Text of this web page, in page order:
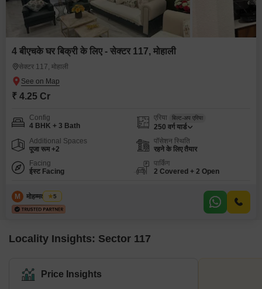
4 बीएचके घर बिक्री के लिए - सेक्टर 117, मोहाली
सेक्टर 117, मोहाली
₹ 4.25 Cr
Config
4 BHK + 3 Bath
एरिया बिल्ट-अप एरिया
250 वर्ग यार्ड
Additional Spaces
पूजा रूम +2
पॉसेशन स्थिति
रहने के लिए तैयार
Facing
ईस्ट Facing
पार्किंग
2 Covered + 2 Open
M मोहम्मद शाकिर
5
Locality Insights: Sector 117
Price Insights